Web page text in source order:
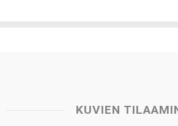
KUVIEN